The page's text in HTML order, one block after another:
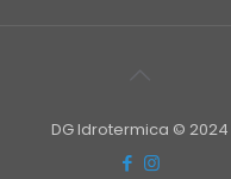
DG Idrotermica © 2024